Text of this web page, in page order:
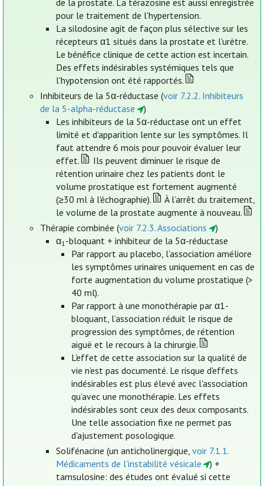
de la prostate. La térazosine est aussi enregistrée
pour le traitement de l'hypertension.
La silodosine agit de façon plus sélective sur les
récepteurs α1 situés dans la prostate et l'urètre.
Le bénéfice clinique de cette action est incertain.
Des effets indésirables systémiques tels que
l'hypotension ont été rapportés.
Inhibiteurs de la 5α-réductase (voir 7.2.2. Inhibiteurs
de la 5-alpha-réductase
)
Les inhibiteurs de la 5α-réductase ont un effet
limité et d'apparition lente sur les symptômes. Il
faut attendre 6 mois pour pouvoir évaluer leur
effet.
Ils peuvent diminuer le risque de
rétention urinaire chez les patients dont le
volume prostatique est fortement augmenté
(≥30 ml à l'échographie).
À l’arrêt du traitement,
le volume de la prostate augmente à nouveau.
Thérapie combinée (voir 7.2.3. Associations
)
α1-bloquant + inhibiteur de la 5α-réductase
Par rapport au placebo, l’association améliore
les symptômes urinaires uniquement en cas de
forte augmentation du volume prostatique (>
40 ml).
Par rapport à une monothérapie par α1-
bloquant, l’association réduit le risque de
progression des symptômes, de rétention
aiguë et le recours à la chirurgie.
L'effet de cette association sur la qualité de
vie n’est pas documenté. Le risque d'effets
indésirables est plus élevé avec l'association
qu’avec une monothérapie. Les effets
indésirables sont ceux des deux composants.
Une telle association fixe ne permet pas
d'ajustement posologique.
Solifénacine (un anticholinergique, voir 7.1.1.
Médicaments de l'instabilité vésicale
) +
tamsulosine: des études ont évalué si cette